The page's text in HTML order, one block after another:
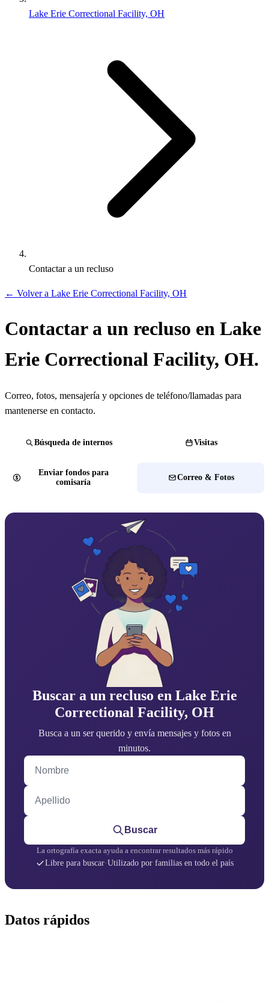
Lake Erie Correctional Facility, OH
Contactar a un recluso
← Volver a Lake Erie Correctional Facility, OH
Contactar a un recluso en Lake
Erie Correctional Facility, OH.
Correo, fotos, mensajería y opciones de teléfono/llamadas para
mantenerse en contacto.
Búsqueda de internos Visitas
Enviar fondos para
comisaría
Correo & Fotos
Buscar a un recluso en Lake Erie
Correctional Facility, OH
Busca a un ser querido y envía mensajes y fotos en
minutos.
Nombre
Apellido
Buscar
La ortografía exacta ayuda a encontrar resultados más rápido
Libre para buscar·Utilizado por familias en todo el país
Datos rápidos